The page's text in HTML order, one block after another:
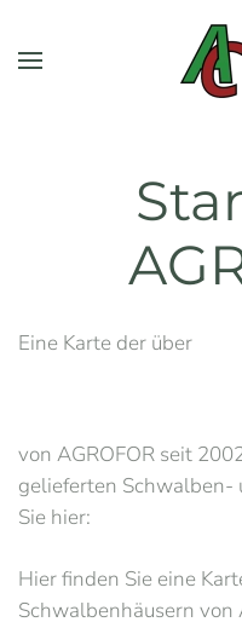
Skip to main content
Eine Karte der über
von AGROFOR seit
gelieferten Schwalben-
Sie hier:
Hier finden Sie eine
Schwalbenhäusern von